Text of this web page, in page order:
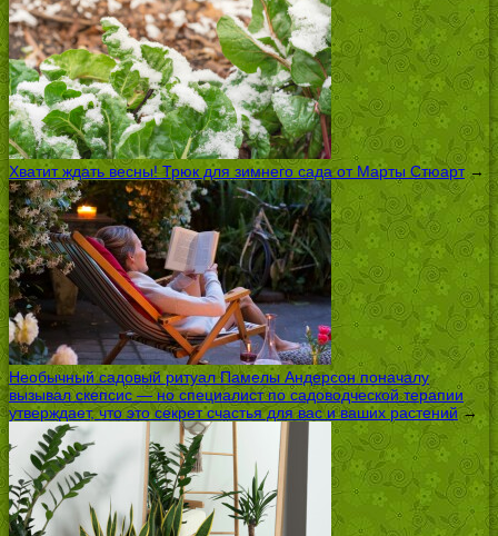
Хватит ждать весны! Трюк для зимнего сада от Марты Стюарт→
Необычный садовый ритуал Памелы Андерсон поначалу
вызывал скепсис — но специалист по садоводческой терапии
утверждает, что это секрет счастья для вас и ваших растений→